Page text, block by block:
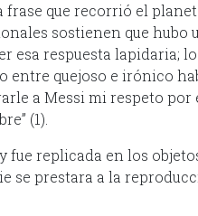
que recorrió el
sostienen que hubo
esa respuesta lapidaria; lo
entre quejoso e irónico
a Messi mi respeto por
(1).
fue replicada en los
se prestara a la